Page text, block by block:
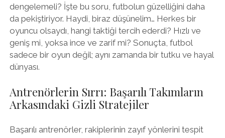
dengelemeli? İşte bu soru, futbolun güzelliğini daha
da pekiştiriyor. Haydi, biraz düşünelim… Herkes bir
oyuncu olsaydı, hangi taktiği tercih ederdi? Hızlı ve
geniş mi, yoksa ince ve zarif mi? Sonuçta, futbol
sadece bir oyun değil; aynı zamanda bir tutku ve hayal
dünyası.
Antrenörlerin Sırrı: Başarılı Takımların
Arkasındaki Gizli Stratejiler
Başarılı antrenörler, rakiplerinin zayıf yönlerini tespit